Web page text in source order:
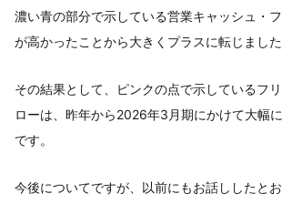
濃い青の部分で示している営業キャッシュ・
が高かったことから大きくプラスに転じました
その結果として、ピンクの点で示しているフ
ローは、昨年から2026年3月期にかけて大幅
です。
今後についてですが、以前にもお話ししたと